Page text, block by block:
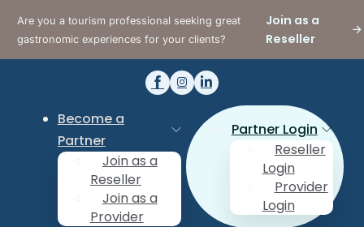
Are you a tourism professional seeking great
gastronomic experiences for your clients?
Join as a
Reseller
Become a
Partner
Join as a
Reseller
Join as a
Provider
Partner Login
Reseller
Login
Provider
Login